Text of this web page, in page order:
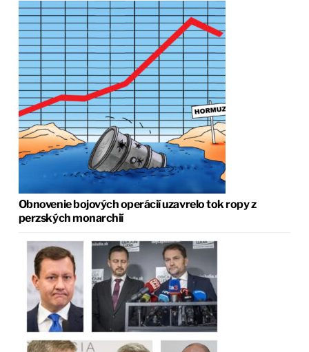
Obnovenie bojových operácií uzavrelo tok ropy z
perzských monarchií